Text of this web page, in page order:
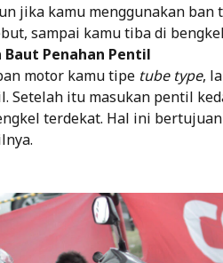
jika kamu menggunakan ban
sampai kamu tiba di
Baut Penahan Pentil
motor kamu tipe tube type,
Setelah itu masukan pentil
terdekat. Hal ini